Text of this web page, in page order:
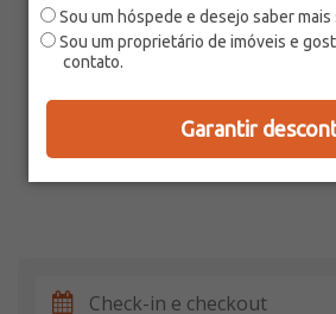
Sou um hóspede e desejo saber mais
Sou um proprietário de imóveis e
contato.
Garantir